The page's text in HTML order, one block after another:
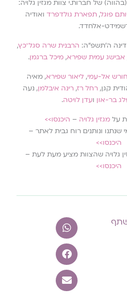
של חברות.י צוות מגזין גלויה:
פוגל,תפארת גולדפרד ואודיה
אלחדד.
דינה ה׳תשפ״ה: הרבנית שרה סגל־כץ,
אבישג עמית שפירא, מיכל ברגמן.
חורש אל-עמי, ליאור שפירא, מאיה
קגן, רחל רז, רינה איבלמן, נעה
בר-און ועדן לויטה.
על מגזין גלויה – היכנסו>>
ונותנים רוח גבית לאתר –
היכנסו>>
גלויה שהצוות מציע מעת לעת –
היכנסו>>